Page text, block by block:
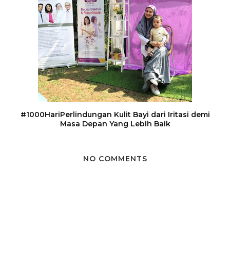
#1000HariPerlindungan Kulit Bayi dari Iritasi demi
Masa Depan Yang Lebih Baik
NO COMMENTS